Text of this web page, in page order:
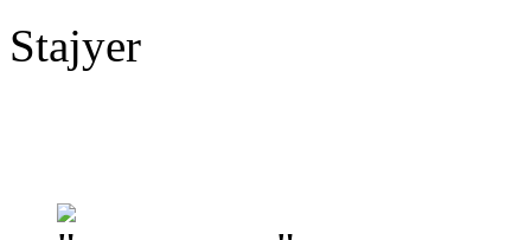
Stajyer